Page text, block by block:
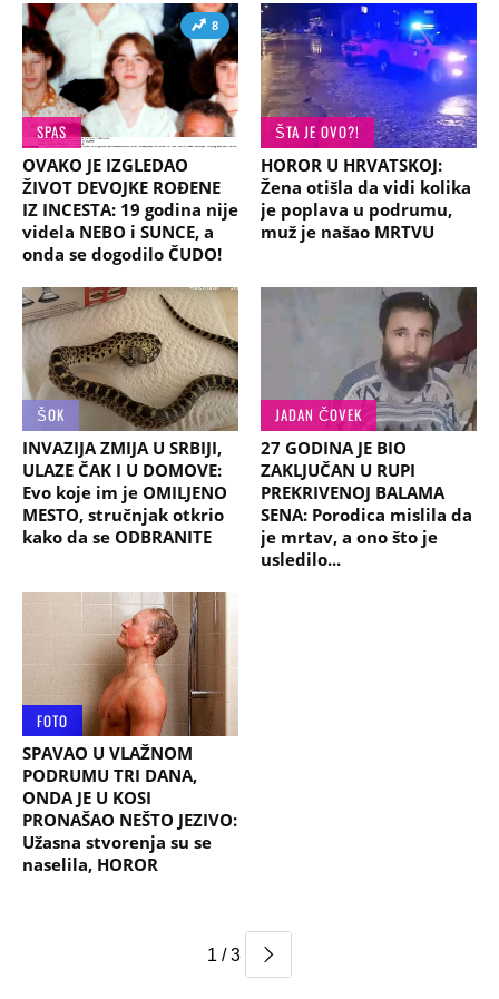
8
SPAS
OVAKO JE IZGLEDAO
ŽIVOT DEVOJKE ROĐENE
IZ INCESTA: 19 godina nije
videla NEBO i SUNCE, a
onda se dogodilo ČUDO!
ŠTA JE OVO?!
HOROR U HRVATSKOJ:
Žena otišla da vidi kolika
je poplava u podrumu,
muž je našao MRTVU
ŠOK
INVAZIJA ZMIJA U SRBIJI,
ULAZE ČAK I U DOMOVE:
Evo koje im je OMILJENO
MESTO, stručnjak otkrio
kako da se ODBRANITE
JADAN ČOVEK
27 GODINA JE BIO
ZAKLJUČAN U RUPI
PREKRIVENOJ BALAMA
SENA: Porodica mislila da
je mrtav, a ono što je
usledilo...
FOTO
SPAVAO U VLAŽNOM
PODRUMU TRI DANA,
ONDA JE U KOSI
PRONAŠAO NEŠTO JEZIVO:
Užasna stvorenja su se
naselila, HOROR
1 / 3